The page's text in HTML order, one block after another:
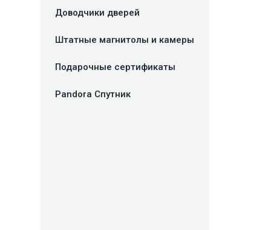
Доводчики дверей
Штатные магнитолы и камеры
Подарочные сертификаты
Pandora Спутник